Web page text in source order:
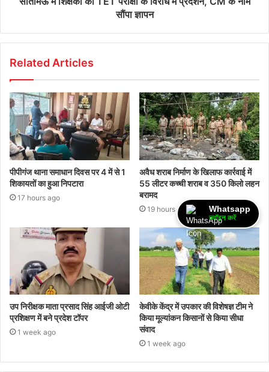
सौंपा ज्ञापन
Related Articles
पीपीगंज थाना समाधान दिवस पर 4 में से 1
शिकायतों का हुआ निपटारा
17 hours ago
अवैध शराब निर्माण के खिलाफ कार्रवाई में
55 लीटर कच्ची शराब व 350 किलो लहन
बरामद
19 hours ago
उप निरीक्षक माता प्रसाद सिंह आईजी ओटी
प्रशिक्षण में बने प्रदेश टॉपर
1 week ago
केवीके केंद्र में उपकार की विशेषज्ञ टीम ने
किया मूल्यांकन किसानों से किया सीधा
संवाद
1 week ago
Whatsapp
ज्वॉइन करें